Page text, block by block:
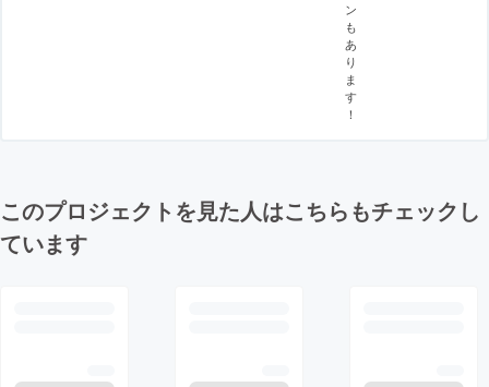
ン
も
あ
り
ま
す
！
このプロジェクトを見た人はこちらもチェックし
ています